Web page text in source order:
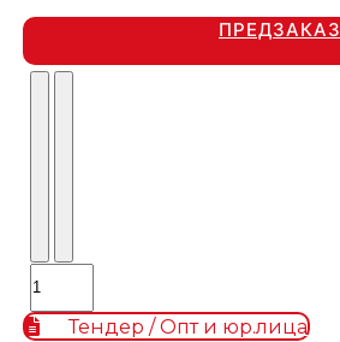
ПРЕДЗАКАЗ
Тендер / Опт и юр.лица